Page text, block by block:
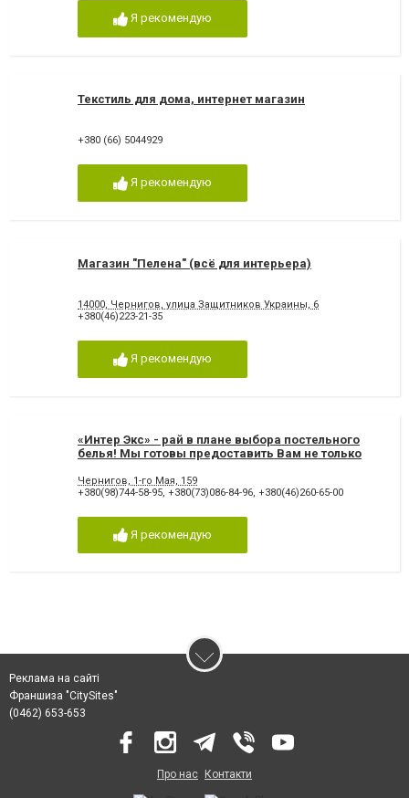
Я рекомендую
Текстиль для дома, интернет магазин
+380 (66) 5044929
Я рекомендую
Магазин "Пелена" (всё для интерьера)
14000, Чернигов, улица Защитников Украины, 6
+380(46)223-21-35
Я рекомендую
«Интер Экс» - рай в плане выбора постельного
белья! Мы готовы предоставить Вам не только
возможность заказать постельное белье
индивидуального размера!
Чернигов, 1-го Мая, 159
+380(98)744-58-95, +380(73)086-84-96, +380(46)260-65-00
Я рекомендую
Реклама на сайті
Франшиза "CitySites"
(0462) 653-653
Про нас Контакти